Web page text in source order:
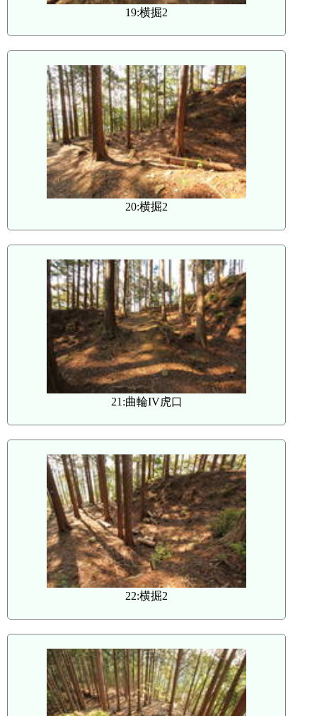
19:横掘2
20:横掘2
21:曲輪IV虎口
22:横掘2